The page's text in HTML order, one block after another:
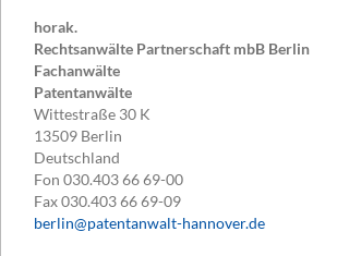
horak.
Rechtsanwälte Partnerschaft mbB Berlin
Fachanwälte
Patentanwälte
Wittestraße 30 K
13509 Berlin
Deutschland
Fon 030.403 66 69-00
Fax030.403 66 69-09
berlin@patentanwalt-hannover.de